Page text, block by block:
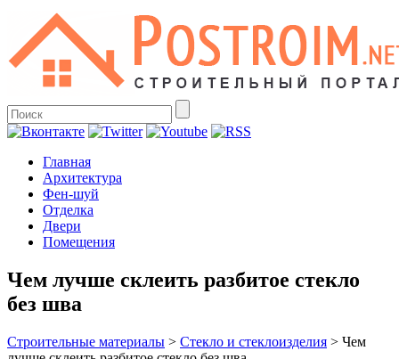
Главная
Архитектура
Фен-шуй
Отделка
Двери
Помещения
Чем лучше склеить разбитое стекло
без шва
Строительные материалы > Стекло и стеклоизделия > Чем